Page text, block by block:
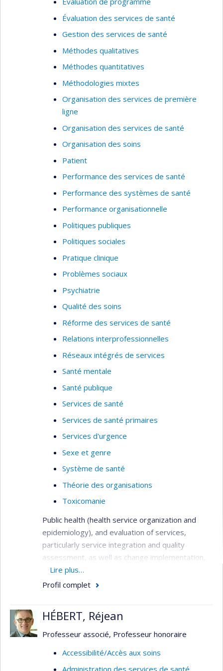
Évaluation des services de santé
Gestion des services de santé
Méthodes qualitatives
Méthodes quantitatives
Méthodologies mixtes
Organisation des services de première
ligne
Organisation des services de santé
Organisation des soins
Patient
Performance des services de santé
Performance des systèmes de santé
Performance organisationnelle
Politiques publiques
Politiques sociales
Pratique clinique
Problèmes sociaux
Psychiatrie
Qualité des soins
Réforme des services de santé
Relations interprofessionnelles
Réseaux intégrés de services
Santé mentale
Santé publique
Services de santé
Services de santé primaires
Services d'urgence
Sexe et genre
Système de santé
Théorie des organisations
Toxicomanie
Public health (health service organization and
epidemiology), and evaluation of services,
particularly service integration and quality
assessment, as well as change implementation,
needs assessment, primary care services,
service utilization, health systems analysis,
databases, outcome studies), qualitative (case
study designs, program evaluation), and mixed-
partnerships with clinicians and decision-makers.
Lire plus…
Profil complet
HÉBERT, Réjean
Professeur associé, Professeur honoraire
Accessibilité/Accès aux soins
Administration des services de santé